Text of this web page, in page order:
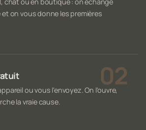
chat ou en boutique : on échange
on vous donne les premières
ou vous l'envoyez. On l'ouvre,
la vraie cause.